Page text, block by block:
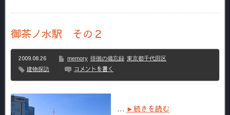
御茶ノ水駅 その２
2009.08.26 memory 徘徊の備忘録 東京都千代田区
建物探訪
コメントを書く
… ►続きを読む